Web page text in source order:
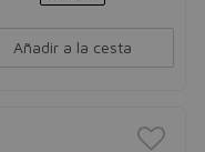
Añadir a la cesta